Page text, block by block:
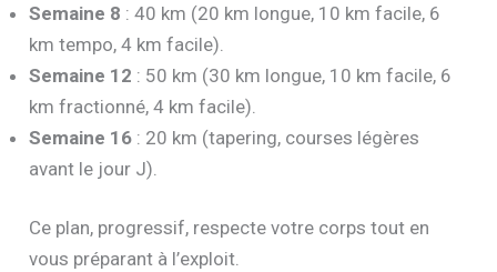
Semaine 8 : 40 km (20 km longue, 10 km facile, 6
km tempo, 4 km facile).
Semaine 12 : 50 km (30 km longue, 10 km facile, 6
km fractionné, 4 km facile).
Semaine 16 : 20 km (tapering, courses légères
avant le jour J).
Ce plan, progressif, respecte votre corps tout en
vous préparant à l’exploit.